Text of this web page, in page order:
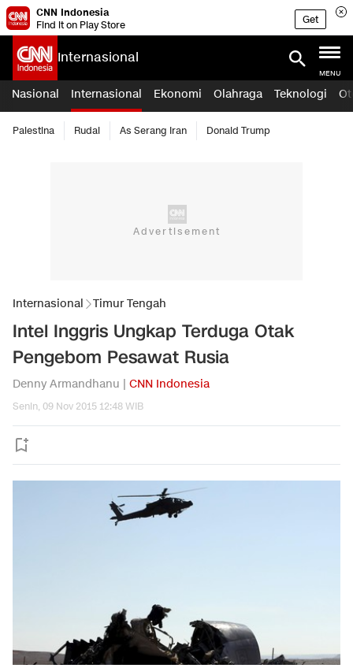
CNN Indonesia
Find it on Play Store
Get
Internasional
MENU
Nasional Internasional Ekonomi Olahraga Teknologi
Palestina Rudal As Serang Iran Donald Trump
Internasional Timur Tengah
Intel Inggris Ungkap Terduga Otak
Pengebom Pesawat Rusia
Denny Armandhanu | CNN Indonesia
Senin, 09 Nov 2015 12:48 WIB